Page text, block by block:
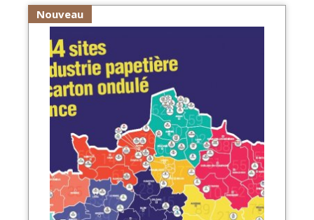
Nouveau